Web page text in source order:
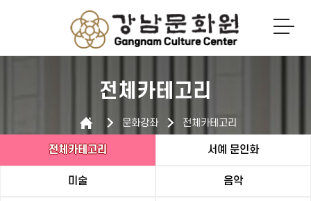
로그인
전체카테고리
문화강좌 전체카테고리
전체카테고리 서예 문인화
미술 음악